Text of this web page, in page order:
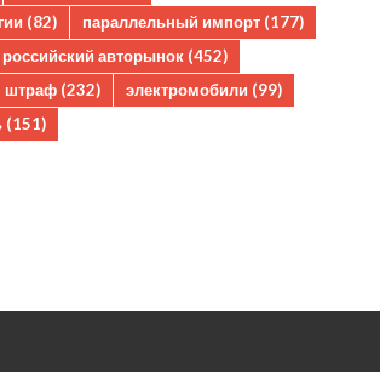
(82) параллельный импорт (177)
российский авторынок (452)
штраф (232) электромобили (99)
(151)